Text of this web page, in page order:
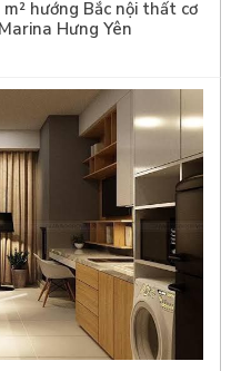
hướng Bắc nội thất cơ
Hưng Yên